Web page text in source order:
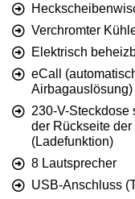
Verchromter
Elektrisch
eCall
Airbagauslösung)
230-V-Steckdose
der Rückseite
(Ladefunktion)
8 Lautsprecher
USB-Anschluss